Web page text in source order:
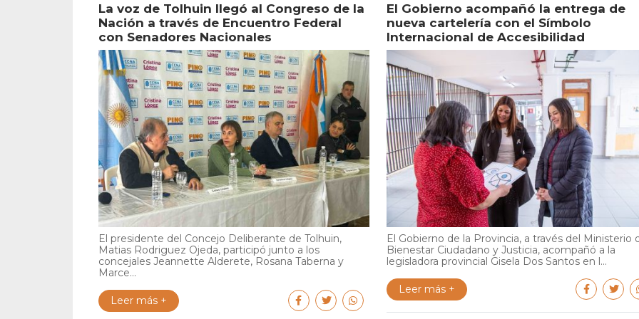
La voz de Tolhuin llegó al Congreso de la
Nación a través de Encuentro Federal
con Senadores Nacionales
El presidente del Concejo Deliberante de Tolhuin,
Matias Rodriguez Ojeda, participó junto a los
concejales Jeannette Alderete, Rosana Taberna y
Marce...
Leer más +
El Gobierno acompañó la entrega de
nueva cartelería con el Símbolo
Internacional de Accesibilidad
El Gobierno de la Provincia, a través del Ministerio
Bienestar Ciudadano y Justicia, acompañó a la
legisladora provincial Gisela Dos Santos en l...
Leer más +